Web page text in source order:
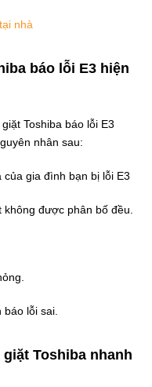
nhà
báo lỗi E3 hiện
Toshiba báo lỗi E3
nhân sau:
của gia đình bạn bị lỗi E3
được phân bố đều.
lỗi sai.
Toshiba nhanh